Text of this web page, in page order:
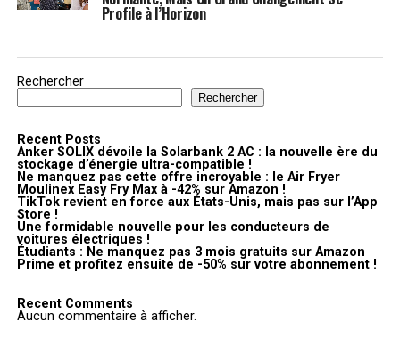
Profile à l’Horizon
Rechercher
Rechercher
Recent Posts
Anker SOLIX dévoile la Solarbank 2 AC : la nouvelle ère du
stockage d’énergie ultra-compatible !
Ne manquez pas cette offre incroyable : le Air Fryer
Moulinex Easy Fry Max à -42% sur Amazon !
TikTok revient en force aux États-Unis, mais pas sur l’App
Store !
Une formidable nouvelle pour les conducteurs de
voitures électriques !
Étudiants : Ne manquez pas 3 mois gratuits sur Amazon
Prime et profitez ensuite de -50% sur votre abonnement !
Recent Comments
Aucun commentaire à afficher.